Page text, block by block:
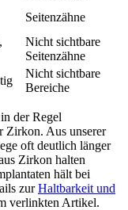
Seitenzähne
Nicht sichtbare
Seitenzähne
Nicht sichtbare
Bereiche
der Regel
Zirkon. Aus unserer
oft deutlich länger
Zirkon halten
hält bei
zurHaltbarkeit und
verlinkten Artikel.